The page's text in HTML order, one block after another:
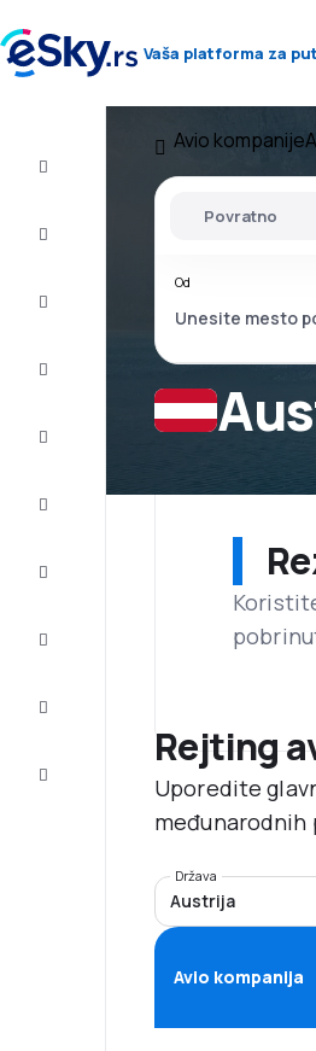
Vaša platforma za
Avio kompanije
Povratno
Od
Rejting
Uporedite
međunarodnih
Država
Austrija
Avio kompanija